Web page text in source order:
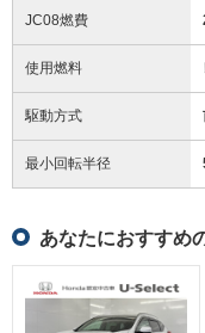
JC08燃費
使用燃料
駆動方式
最小回転半径
あなたにおすすめ